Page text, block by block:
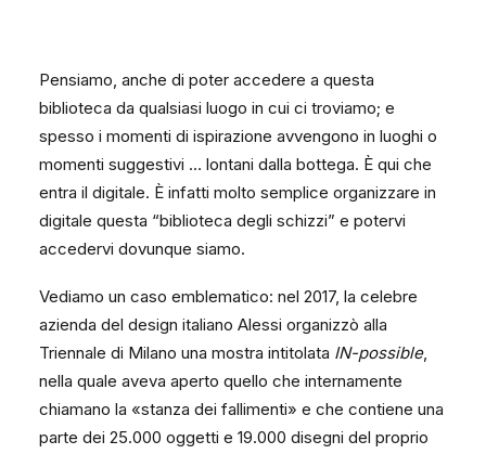
Pensiamo, anche di poter accedere a questa
biblioteca da qualsiasi luogo in cui ci troviamo; e
spesso i momenti di ispirazione avvengono in luoghi o
momenti suggestivi … lontani dalla bottega. È qui che
entra il digitale. È infatti molto semplice organizzare in
digitale questa “biblioteca degli schizzi” e potervi
accedervi dovunque siamo.
Vediamo un caso emblematico: nel 2017, la celebre
azienda del design italiano Alessi organizzò alla
Triennale di Milano una mostra intitolata IN-possible,
nella quale aveva aperto quello che internamente
chiamano la «stanza dei fallimenti» e che contiene una
parte dei 25.000 oggetti e 19.000 disegni del proprio